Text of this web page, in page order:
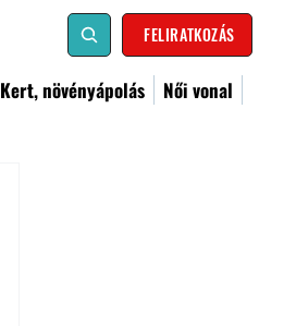
FELIRATKOZÁS
Kert, növényápolás Női vonal